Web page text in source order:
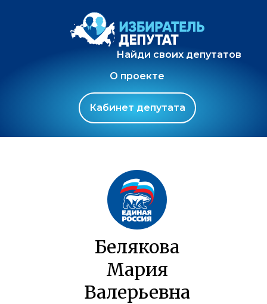
Найди своих депутатов
О проекте
Кабинет депутата
Белякова
Мария
Валерьевна